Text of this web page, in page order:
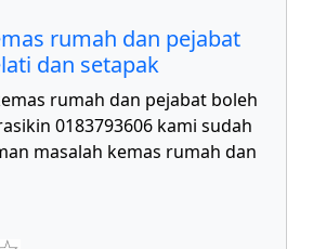
rumah dan pejabat
dan setapak
rumah dan pejabat boleh
0183793606 kami sudah
masalah kemas rumah dan